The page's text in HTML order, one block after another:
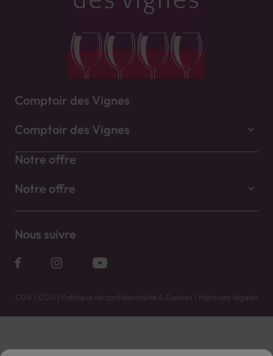
Comptoir des Vignes
Comptoir des Vignes
Notre offre
Notre offre
Nous suivre
CGV | CGU | Politique de confidentialité & Cookies | Mentions légales
Vente uniquement en caves. Contactez votre caviste pour plus de renseignements.